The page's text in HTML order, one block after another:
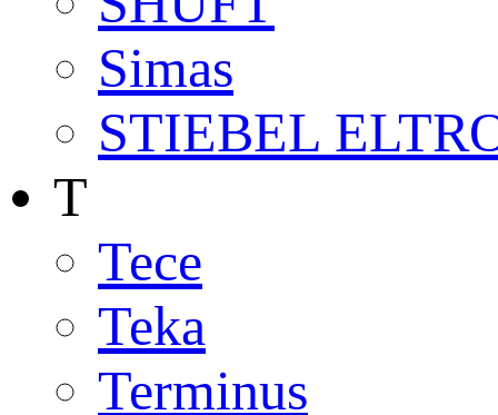
Simas
STIEBEL
T
Tece
Teka
Terminus